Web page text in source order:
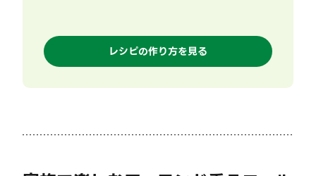
レシピの作り方を見る